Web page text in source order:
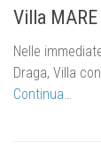
Villa
Nelle
Draga, Villa
Continua…